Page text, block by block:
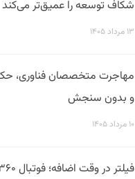
شکاف توسعه را عمیق‌تر می‌کند
۱۳ مرداد ۱۴۰۵
مهاجرت متخصصان فناوری،
و بدون سنجش
۱۰ مرداد ۱۴۰۵